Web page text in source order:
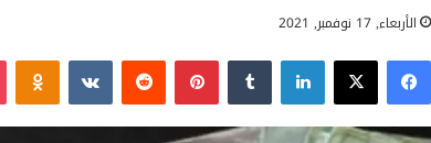
الأربعاء, 17 نوفمبر, 2021
فيسبوك‫X لينكدإن بينتيريست